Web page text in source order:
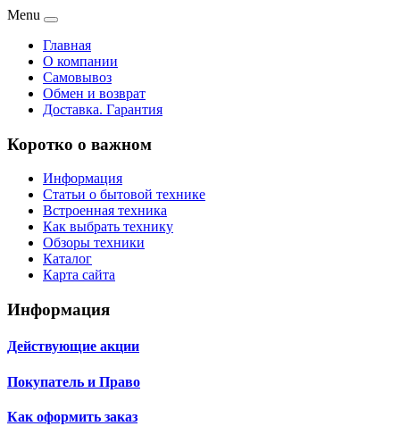
Menu
Главная
О компании
Самовывоз
Обмен и возврат
Доставка. Гарантия
Коротко о важном
Информация
Статьи о бытовой технике
Встроенная техника
Как выбрать технику
Обзоры техники
Каталог
Карта сайта
Информация
Действующие акции
Покупатель и Право
Как оформить заказ